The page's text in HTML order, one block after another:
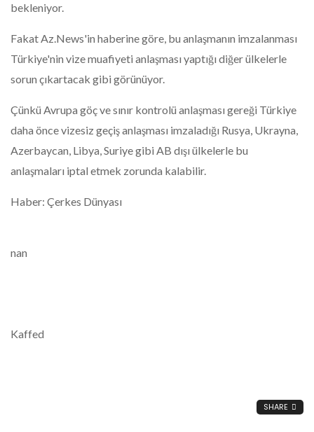
bekleniyor.
Fakat Az.News'in haberine göre, bu anlaşmanın imzalanması
Türkiye'nin vize muafiyeti anlaşması yaptığı diğer ülkelerle
sorun çıkartacak gibi görünüyor.
Çünkü Avrupa göç ve sınır kontrolü anlaşması gereği Türkiye
daha önce vizesiz geçiş anlaşması imzaladığı Rusya, Ukrayna,
Azerbaycan, Libya, Suriye gibi AB dışı ülkelerle bu
anlaşmaları iptal etmek zorunda kalabilir.
Haber: Çerkes Dünyası
nan
Kaffed
SHARE